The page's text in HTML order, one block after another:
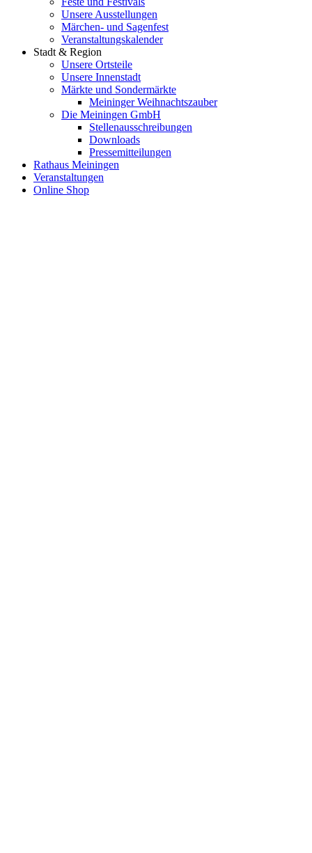
Unsere Ausstellungen
Märchen- und Sagenfest
Veranstaltungskalender
Stadt & Region
Unsere Ortsteile
Unsere Innenstadt
Märkte und Sondermärkte
Meininger Weihnachtszauber
Die Meiningen GmbH
Stellenausschreibungen
Downloads
Pressemitteilungen
Rathaus Meiningen
Veranstaltungen
Online Shop